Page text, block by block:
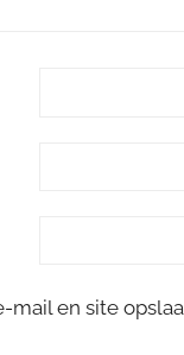
mail en site